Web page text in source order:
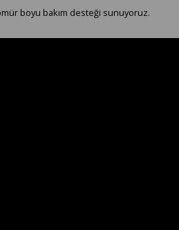
boyu bakım desteği sunuyoruz.